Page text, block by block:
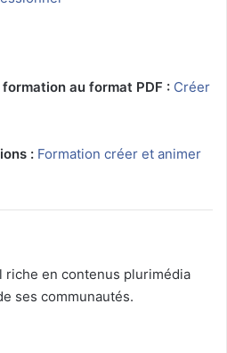
au format PDF : Créer
: Formation créer et animer
riche en contenus plurimédia
ses communautés.